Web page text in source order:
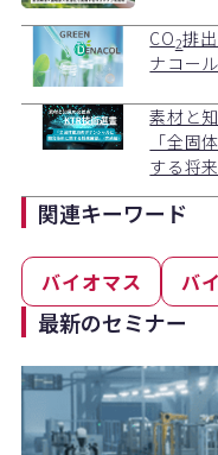
CO2排
ナコー
素材と
「全固
する将
関連キーワード
バイオマス バ
最新のセミナー